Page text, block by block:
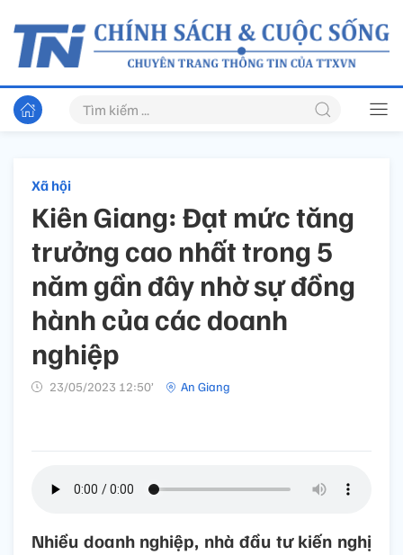
Xã hội
Kiên Giang: Đạt mức tăng
trưởng cao nhất trong 5
năm gần đây nhờ sự đồng
hành của các doanh
nghiệp
23/05/2023 12:50’ An Giang
Nhiều doanh nghiệp, nhà đầu tư kiến nghị